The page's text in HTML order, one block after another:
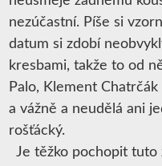
nezúčastní. Píše si
datum si zdobí
kresbami, takže to od
Palo, Klement
a vážně a neudělá ani
rošťácký.
Je těžko pochopit tuto